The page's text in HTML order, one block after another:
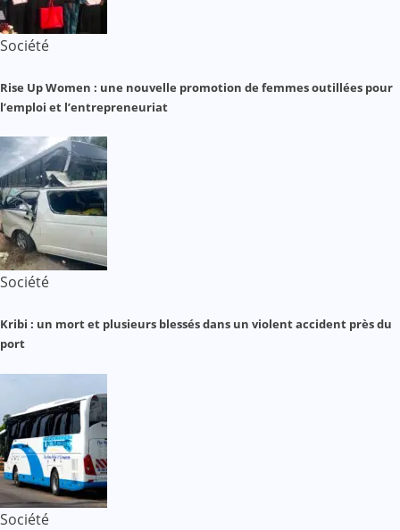
Société
Rise Up Women : une nouvelle promotion de femmes outillées pour
l’emploi et l’entrepreneuriat
Société
Kribi : un mort et plusieurs blessés dans un violent accident près du
port
Société